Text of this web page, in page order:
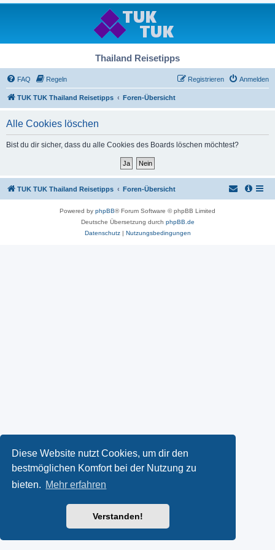
Diese Website nutzt Cookies, um dir den
bestmöglichen Komfort bei der Nutzung zu
bieten. Mehr erfahren
Verstanden!
Thailand Reisetipps
FAQ Regeln Anmelden
Registrieren
TUK TUK Thailand Reisetipps Foren-Übersicht
Alle Cookies löschen
Bist du dir sicher, dass du alle Cookies des Boards löschen möchtest?
TUK TUK Thailand Reisetipps Foren-Übersicht
Powered by phpBB® Forum Software © phpBB Limited
Deutsche Übersetzung durch phpBB.de
Datenschutz| Nutzungsbedingungen